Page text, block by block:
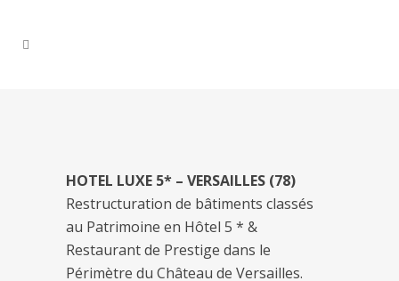
HOTEL LUXE 5* – VERSAILLES (78)
Restructuration de bâtiments classés
au Patrimoine en Hôtel 5 * &
Restaurant de Prestige dans le
Périmètre du Château de Versailles.